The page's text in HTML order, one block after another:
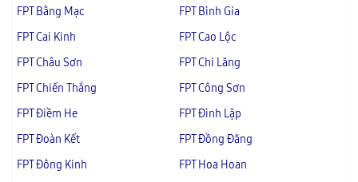
FPT Bằng Mạc
FPT Bình Gia
FPT Cai Kinh
FPT Cao Lộc
FPT Châu Sơn
FPT Chi Lăng
FPT Chiến Thắng
FPT Công Sơn
FPT Điềm He
FPT Đình Lập
FPT Đoàn Kết
FPT Đồng Đăng
FPT Đông Kinh
FPT Hoa Hoan